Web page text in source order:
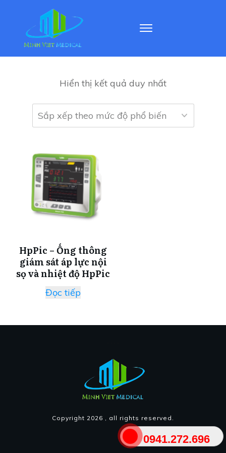
0941.272.696
Hiển thị kết quả duy nhất
HpPic – Ống thông
giám sát áp lực nội
sọ và nhiệt độ HpPic
Đọc tiếp
Copyright 2026 , all rights reserved.